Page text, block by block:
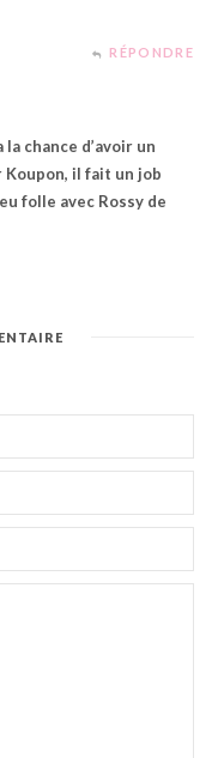
RÉPONDRE
chance d’avoir un
il fait un job
folle avec Rossy de